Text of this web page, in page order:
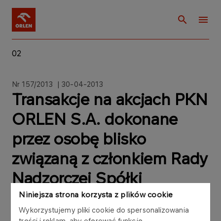
Niniejsza strona korzysta z plików cookie
Wykorzystujemy pliki cookie do spersonalizowania
02
Nr 157/2013 | 30-04-2013
Transakcje na akcjach PKN
ORLEN S.A. dokonane
przez osobę blisko
związaną z członkiem Rady
Nadzorczej Spółki